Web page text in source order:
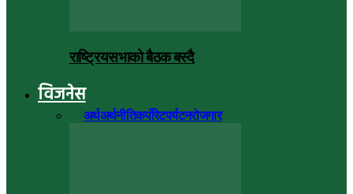
राष्ट्रियसभाको बैठक बस्दै
विजनेस
अर्थअर्थनीतिकर्पोरेटपर्यटनरोजगार